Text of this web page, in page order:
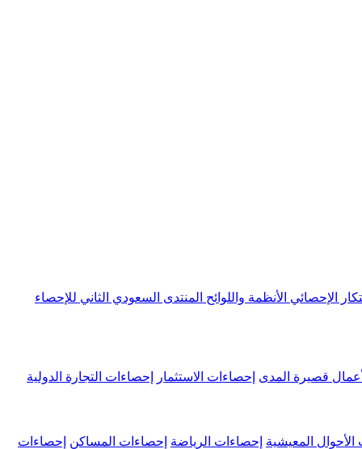
الإحصائي الأنظمة واللوائح المنتدى السعودي الثاني للإحصاء
قصيرة المدى إحصاءات الاستثمار إحصاءات التجارة الدولية
الأحوال المعيشية إحصاءات الرياضة إحصاءات المساكن إحصاءات